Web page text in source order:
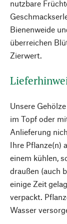
nutzbare
Bienenweide
überreichen
Zierwert.
Unsere
im Topf oder
Anlieferung
Ihre Pflanze(n)
einem kühlen,
draußen (auch
einige Zeit
verpackt.
Wasser